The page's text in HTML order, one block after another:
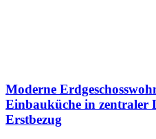
Moderne
Einbauküche in zentraler
Erstbezug